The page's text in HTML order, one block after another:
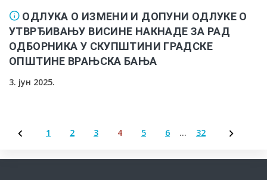
ОДЛУКА О ИЗМЕНИ И ДОПУНИ ОДЛУКЕ О
УТВРЂИВАЊУ ВИСИНЕ НАКНАДЕ ЗА РАД
ОДБОРНИКА У СКУПШТИНИ ГРАДСКЕ
ОПШТИНЕ ВРАЊСКА БАЊА
3. јун 2025.
Пагинација
1 2 3 4 5 6 … 32